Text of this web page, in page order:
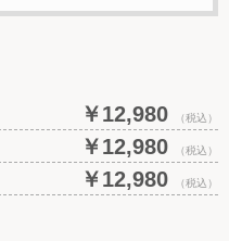
￥12,980 （税込）
￥12,980 （税込）
￥12,980 （税込）